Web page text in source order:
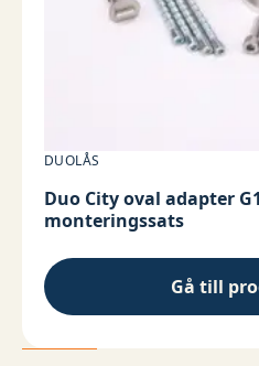
DUOLÅS
Duo City oval adapter
monteringssats
Gå till